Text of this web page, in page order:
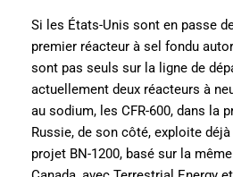
Si les États-Unis sont en passe
premier réacteur à sel fondu
sont pas seuls sur la ligne de
actuellement deux réacteurs à
au sodium, les CFR-600, dans la
Russie, de son côté, exploite
projet BN-1200, basé sur la